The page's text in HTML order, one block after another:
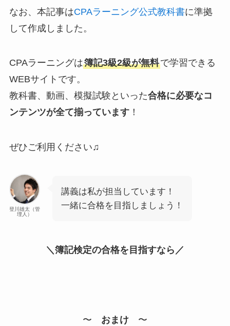
なお、本記事はCPAラーニング公式教科書に準拠
して作成しました。
CPAラーニングは簿記3級2級が無料で学習できる
WEBサイトです。
教科書、動画、模擬試験といった合格に必要なコ
ンテンツが全て揃っています！
ぜひご利用ください♫
登川雄太（管
理人）
講義は私が担当しています！
一緒に合格を目指しましょう！
＼簿記検定の合格を目指すなら／
〜 おまけ 〜